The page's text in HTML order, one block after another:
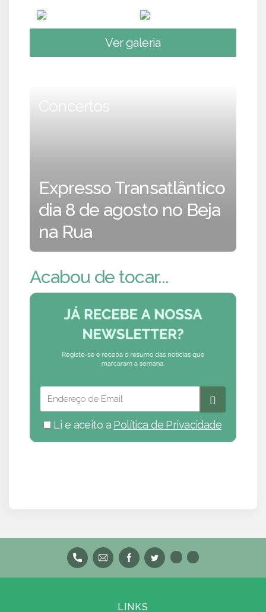
Ver galeria
Concertos
Expresso Transatlântico
dia 8 de agosto no Beja
na Rua
Acabou de tocar...
Li e aceito a Política de Privacidade
LINKS